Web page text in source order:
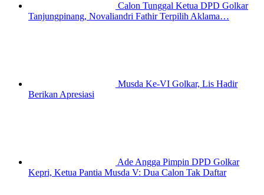
Calon Tunggal Ketua DPD Golkar
Tanjungpinang, Novaliandri Fathir Terpilih Aklama…
Musda Ke-VI Golkar, Lis Hadir
Berikan Apresiasi
Ade Angga Pimpin DPD Golkar
Kepri, Ketua Pantia Musda V: Dua Calon Tak Daftar